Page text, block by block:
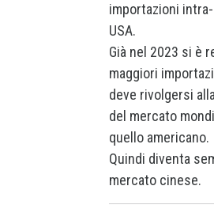
importazioni
USA.
Già nel 2023 si è
maggiori
deve rivolgersi
del mercato
quello americano.
Quindi diventa
mercato cinese.